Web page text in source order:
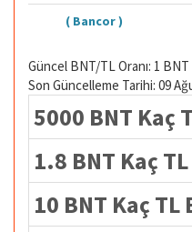
( Bancor )
Güncel BNT/TL Oranı: 1
Son Güncelleme Tarihi: 09
5000 BNT Kaç
1.8 BNT Kaç
10 BNT Kaç TL